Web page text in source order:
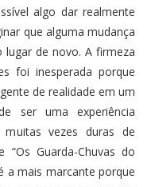
algo dar realmente
que alguma mudança
de novo. A firmeza
foi inesperada porque
de realidade em um
ser uma experiência
muitas vezes duras de
Guarda-Chuvas do
a mais marcante porque